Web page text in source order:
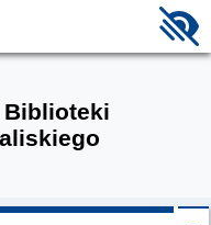
Biblioteki